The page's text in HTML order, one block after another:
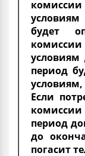
будет
период
Если
период
до
погасит